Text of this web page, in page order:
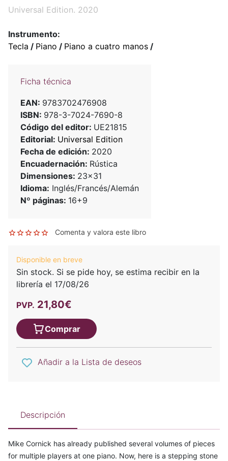
Universal Edition. 2020
Instrumento:
Tecla / Piano / Piano a cuatro manos /
Ficha técnica
EAN: 9783702476908
ISBN: 978-3-7024-7690-8
Código del editor: UE21815
Editorial: Universal Edition
Fecha de edición: 2020
Encuadernación: Rústica
Dimensiones: 23x31
Idioma: Inglés/Francés/Alemán
Nº páginas: 16+9
Comenta y valora este libro
Disponible en breve
Sin stock. Si se pide hoy, se estima recibir en la
librería el 17/08/26
PVP. 21,80€
Comprar
Añadir a la Lista de deseos
Descripción
Mike Cornick has already published several volumes of pieces
for multiple players at one piano. Now, here is a stepping stone